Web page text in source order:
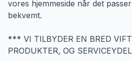
vores hjemmeside når det
bekvemt.
*** VI TILBYDER EN BRED
PRODUKTER, OG